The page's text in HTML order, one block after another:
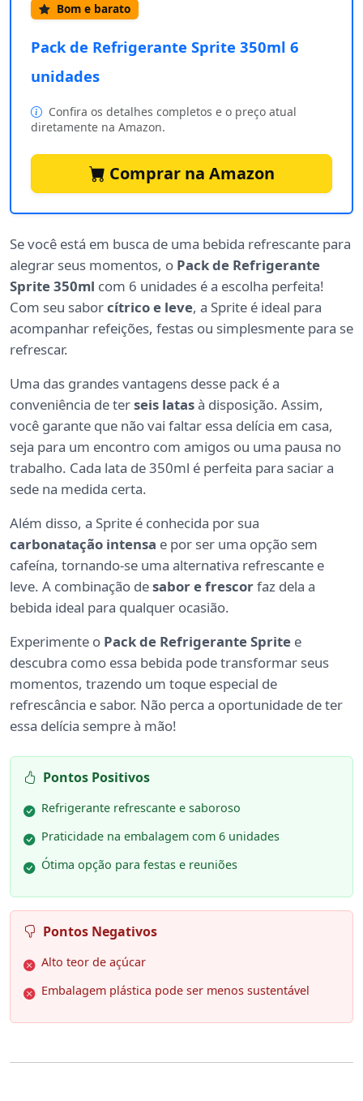
Bom e barato
Pack de Refrigerante Sprite 350ml 6
unidades
Confira os detalhes completos e o preço atual
diretamente na Amazon.
Comprar na Amazon
Se você está em busca de uma bebida refrescante para
alegrar seus momentos, o Pack de Refrigerante
Sprite 350ml com 6 unidades é a escolha perfeita!
Com seu saborcítrico e leve, a Sprite é ideal para
acompanhar refeições, festas ou simplesmente para se
refrescar.
Uma das grandes vantagens desse pack é a
conveniência de terseis latasà disposição. Assim,
você garante que não vai faltar essa delícia em casa,
seja para um encontro com amigos ou uma pausa no
trabalho. Cada lata de 350ml é perfeita para saciar a
sede na medida certa.
Além disso, a Sprite é conhecida por sua
carbonatação intensa e por ser uma opção sem
cafeína, tornando-se uma alternativa refrescante e
leve. A combinação desabor e frescorfaz dela a
bebida ideal para qualquer ocasião.
Experimente o Pack de Refrigerante Sprite e
descubra como essa bebida pode transformar seus
momentos, trazendo um toque especial de
refrescância e sabor. Não perca a oportunidade de ter
essa delícia sempre à mão!
Pontos Positivos
Refrigerante refrescante e saboroso
Praticidade na embalagem com 6 unidades
Ótima opção para festas e reuniões
Pontos Negativos
Alto teor de açúcar
Embalagem plástica pode ser menos sustentável